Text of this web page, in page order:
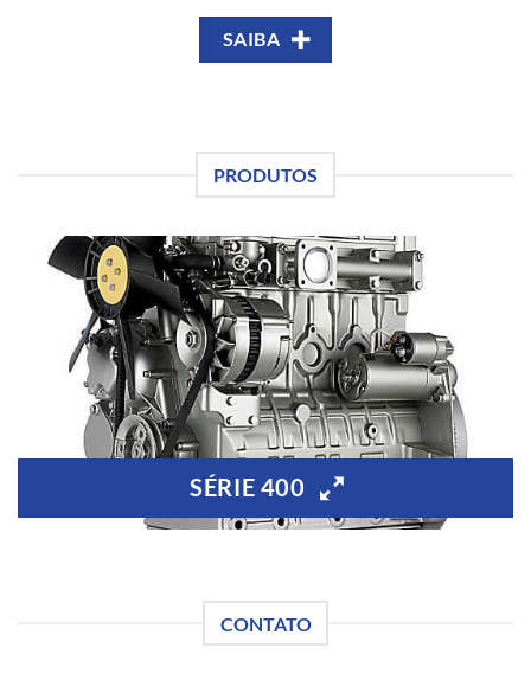
SAIBA
PRODUTOS
SÉRIE 400
CONTATO